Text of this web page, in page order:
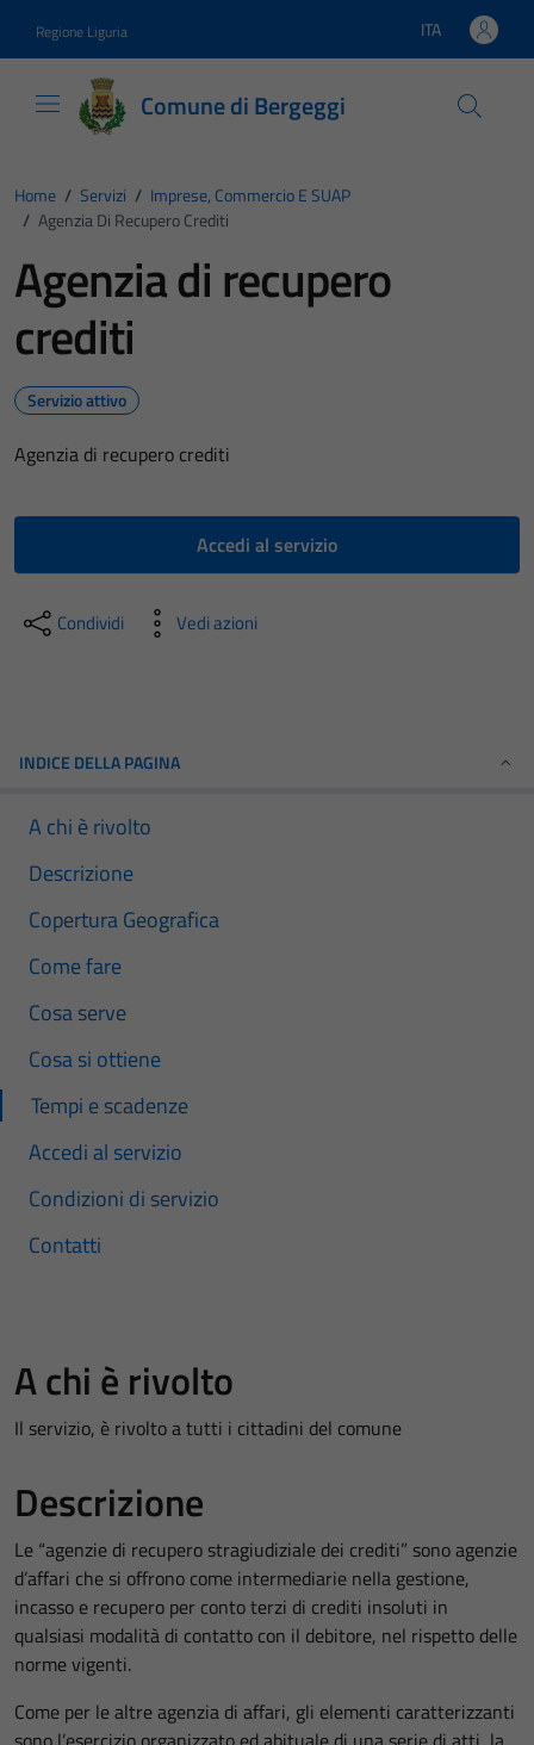
Regione Liguria Lingua attiva:
ITA
Comune di Bergeggi
Home / Servizi / Imprese, Commercio E SUAP
/ Agenzia Di Recupero Crediti
Agenzia di recupero
crediti
Servizio attivo
Agenzia di recupero crediti
Accedi al servizio
Condividi Vedi azioni
INDICE DELLA PAGINA
A chi è rivolto
Descrizione
Copertura Geografica
Come fare
Cosa serve
Cosa si ottiene
Tempi e scadenze
Accedi al servizio
Condizioni di servizio
Contatti
A chi è rivolto
Il servizio, è rivolto a tutti i cittadini del comune
Descrizione
Le “agenzie di recupero stragiudiziale dei crediti” sono agenzie
d’affari che si offrono come intermediarie nella gestione,
incasso e recupero per conto terzi di crediti insoluti in
qualsiasi modalità di contatto con il debitore, nel rispetto delle
norme vigenti.
Come per le altre agenzia di affari, gli elementi caratterizzanti